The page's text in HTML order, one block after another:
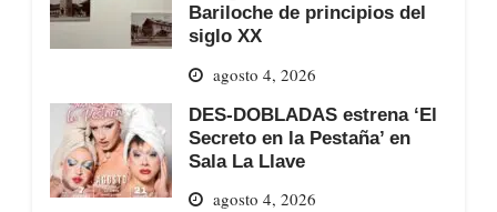
Bariloche de principios del
siglo XX
agosto 4, 2026
DES-DOBLADAS estrena ‘El
Secreto en la Pestaña’ en
Sala La Llave
agosto 4, 2026